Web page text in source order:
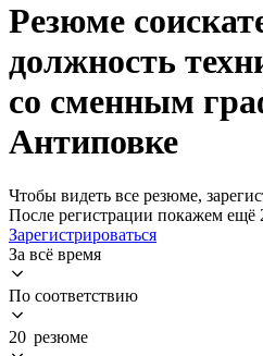
Резюме
должность
со сменным
Антиповке
Чтобы видеть все резюме,
После регистрации покажем ещё
Зарегистрироваться
За всё время
По соответствию
20 резюме